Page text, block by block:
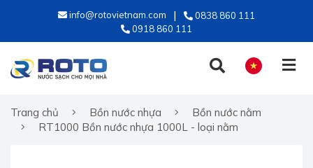
info@rotovietnam.com
0838 860 111
0918 860 111
TIẾNG VIỆT
Trang chủ Bồn nước nhựa
Bồn nước nằm
RT1000 Bồn nước nhựa 1000L - loại nằm